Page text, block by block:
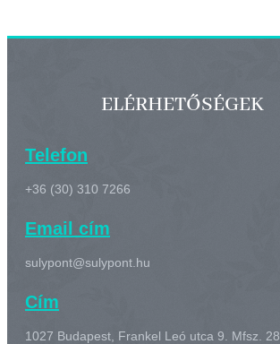
ELÉRHETŐSÉGEK
Telefon
+36 (30) 310 7266
Email cím
sulypont@sulypont.hu
Cím
1027 Budapest, Frankel Leó utca 9. Mfsz. 28.